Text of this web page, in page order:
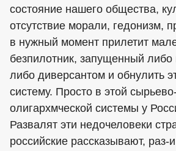
состояние нашего общества,
отсутствие морали, гедонизм,
в нужный момент прилетит
безпилотник, запущенный
либо диверсантом и обнулить
систему. Просто в этой
олигархмческой системы у
Развалят эти недочеловеки
российские рассказывают, раз-